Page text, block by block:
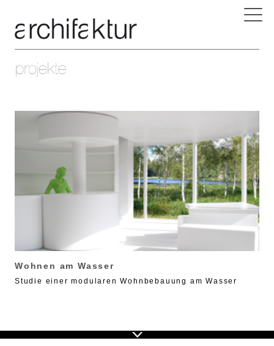
Wohnen am Wasser
Studie einer modularen Wohnbebauung am Wasser